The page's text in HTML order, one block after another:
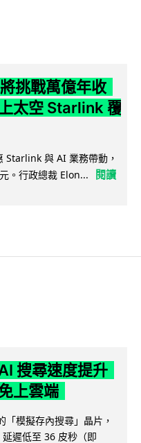
挑戰萬億年收
太空 Starlink 覆
Starlink 與 AI 業務帶動，
。行政總裁 Elon...
閱讀
搜尋速度提升
上雲端
模擬存內搜尋」晶片，
遲低至 36 皮秒（即